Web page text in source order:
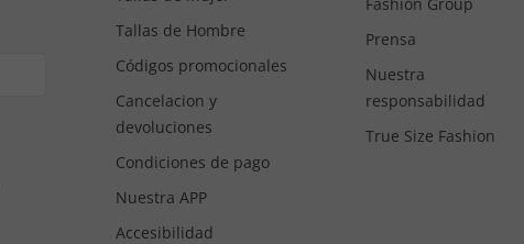
Tallas de Hombre
Códigos promocionales
Cancelacion y
devoluciones
Condiciones de pago
Nuestra APP
Accesibilidad
Prensa
Nuestra
responsabilidad
True Size Fashion